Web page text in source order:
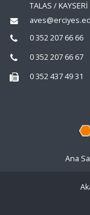
TALAS / KAYSERİ
0 352 207 66 66
0 352 207 66 67
0 352 437 49 31
Ana